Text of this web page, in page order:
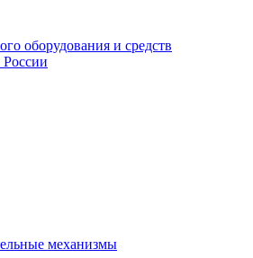
оборудования и средств
России